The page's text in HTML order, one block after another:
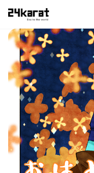
夜守てよ 寝坊しがちな